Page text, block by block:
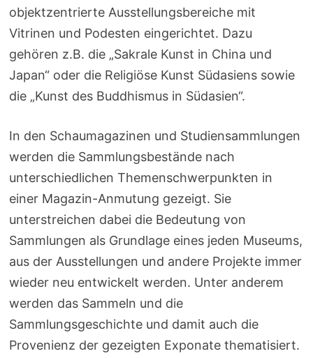
objektzentrierte Ausstellungsbereiche mit
Vitrinen und Podesten eingerichtet. Dazu
gehören z.B. die „Sakrale Kunst in China und
Japan“ oder die Religiöse Kunst Südasiens sowie
die „Kunst des Buddhismus in Südasien“.
In den Schaumagazinen und Studiensammlungen
werden die Sammlungsbestände nach
unterschiedlichen Themenschwerpunkten in
einer Magazin-Anmutung gezeigt. Sie
unterstreichen dabei die Bedeutung von
Sammlungen als Grundlage eines jeden Museums,
aus der Ausstellungen und andere Projekte immer
wieder neu entwickelt werden. Unter anderem
werden das Sammeln und die
Sammlungsgeschichte und damit auch die
Provenienz der gezeigten Exponate thematisiert.